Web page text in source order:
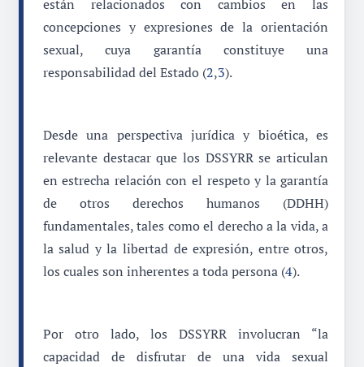
están relacionados con cambios en las
concepciones y expresiones de la orientación
sexual, cuya garantía constituye una
responsabilidad del Estado (2,3).
Desde una perspectiva jurídica y bioética, es
relevante destacar que los DSSYRR se articulan
en estrecha relación con el respeto y la garantía
de otros derechos humanos (DDHH)
fundamentales, tales como el derecho a la vida, a
la salud y la libertad de expresión, entre otros,
los cuales son inherentes a toda persona (4).
Por otro lado, los DSSYRR involucran “la
capacidad de disfrutar de una vida sexual